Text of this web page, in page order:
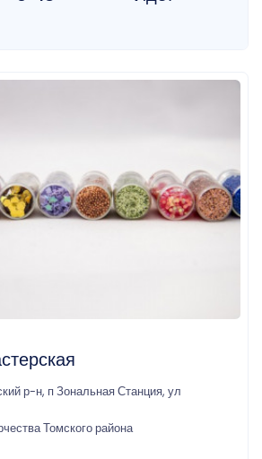
р-н, п Зональная Станция, ул
Томского района